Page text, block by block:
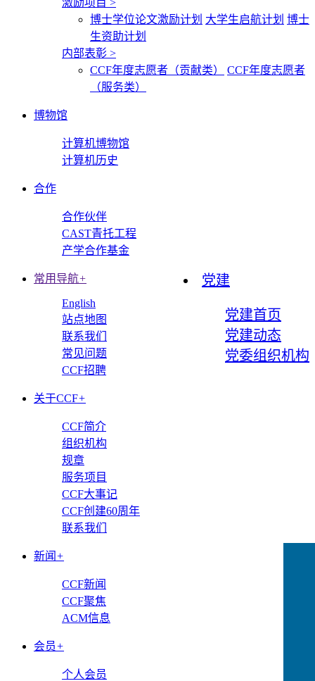
激励项目 >
博士学位论文激励计划 大学生启航计划 博士
生资助计划
内部表彰 >
CCF年度志愿者（贡献类）
CCF年度志愿者
（服务类）
博物馆
计算机博物馆
计算机历史
合作
合作伙伴
CAST青托工程
产学合作基金
党建
党建首页
党建动态
党委组织机构
常用导航+
English
站点地图
联系我们
常见问题
CCF招聘
关于CCF+
CCF简介
组织机构
规章
服务项目
CCF大事记
CCF创建60周年
联系我们
新闻 +
CCF新闻
CCF聚焦
ACM信息
会员+
个人会员